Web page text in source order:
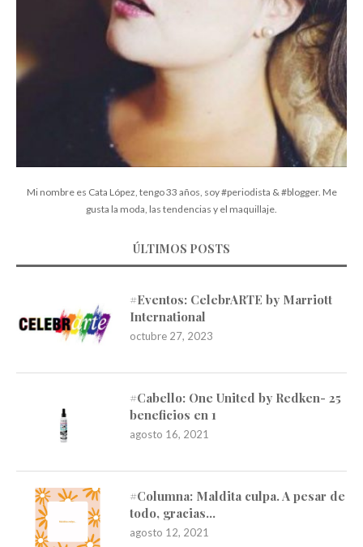
Mi nombre es Cata López, tengo 33 años, soy #periodista & #blogger. Me
gusta la moda, las tendencias y el maquillaje.
ÚLTIMOS POSTS
#Eventos: CelebrARTE by Marriott
International
octubre 27, 2023
#Cabello: One United by Redken- 25
beneficios en 1
agosto 16, 2021
#Columna: Maldita culpa. A pesar de
todo, gracias…
agosto 12, 2021